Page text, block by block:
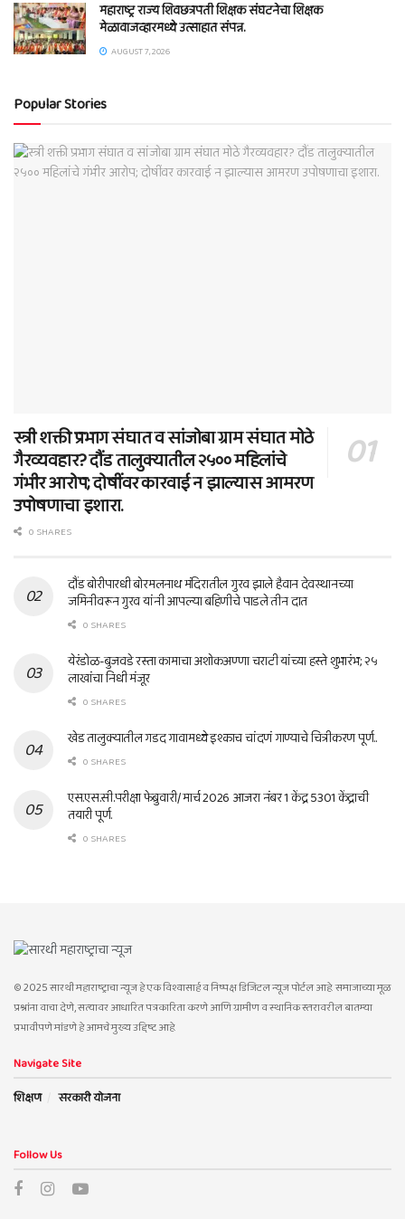
महाराष्ट्र राज्य शिवछत्रपती शिक्षक संघटनेचा शिक्षक
मेळावाजव्हारमध्ये उत्साहात संपन्न.
AUGUST 7, 2026
Popular Stories
स्त्री शक्ती प्रभाग संघात व सांजोबा ग्राम संघात मोठे
गैरव्यवहार? दौंड तालुक्यातील २५०० महिलांचे
गंभीर आरोप; दोषींवर कारवाई न झाल्यास आमरण
उपोषणाचा इशारा.
0 SHARES
दौंड बोरीपारधी बोरमलनाथ मंदिरातील गुरव झाले हैवान देवस्थानच्या
जमिनीवरून गुरव यांनी आपल्या बहिणीचे पाडले तीन दात
0 SHARES
येरंडोळ-बुजवडे रस्ता कामाचा अशोकअण्णा चराटी यांच्या हस्ते शुभारंभ; २५
लाखांचा निधी मंजूर
0 SHARES
खेड तालुक्यातील गडद गावामध्ये इश्काच चांदणं गाण्याचे चित्रीकरण पूर्ण..
0 SHARES
एस.एस.सी.परीक्षा फेब्रुवारी/ मार्च 2026 आजरा नंबर 1 केंद्र 5301 केंद्राची
तयारी पूर्ण.
0 SHARES
© 2025 सारथी महाराष्ट्राचा न्यूज हे एक विश्वासार्ह व निष्पक्ष डिजिटल न्यूज पोर्टल आहे. समाजाच्या मूळ
प्रश्नांना वाचा देणे, सत्यावर आधारित पत्रकारिता करणे आणि ग्रामीण व स्थानिक स्तरावरील बातम्या
प्रभावीपणे मांडणे हे आमचे मुख्य उद्दिष्ट आहे.
Navigate Site
शिक्षण
सरकारी योजना
Follow Us